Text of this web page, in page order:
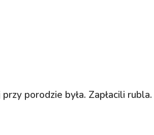
porodzie była. Zapłacili rubla.